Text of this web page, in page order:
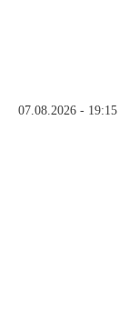
07.08.2026 - 19:15